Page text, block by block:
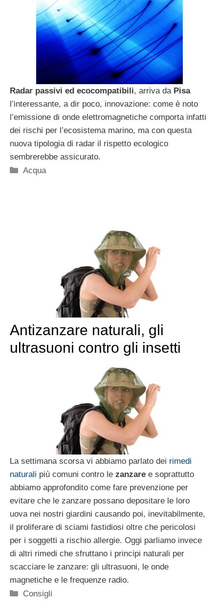
Radar passivi ed ecocompatibili, arriva da Pisa
l’interessante, a dir poco, innovazione: come è noto
l’emissione di onde elettromagnetiche comporta infatti
dei rischi per l’ecosistema marino, ma con questa
nuova tipologia di radar il rispetto ecologico
sembrerebbe assicurato.
Categorie
Acqua
Antizanzare naturali, gli
ultrasuoni contro gli insetti
La settimana scorsa vi abbiamo parlato dei rimedi
naturali più comuni contro le zanzare e soprattutto
abbiamo approfondito come fare prevenzione per
evitare che le zanzare possano depositare le loro
uova nei nostri giardini causando poi, inevitabilmente,
il proliferare di sciami fastidiosi oltre che pericolosi
per i soggetti a rischio allergie. Oggi parliamo invece
di altri rimedi che sfruttano i principi naturali per
scacciare le zanzare: gli ultrasuoni, le onde
magnetiche e le frequenze radio.
Categorie
Consigli